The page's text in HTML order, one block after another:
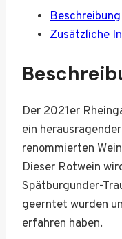
feinherb
Menge
Beschreibung
Zusätzliche
Der 2021er
ein
renommierten
Dieser Rotwein
Spätburgunder-
geerntet wurden
erfahren haben.